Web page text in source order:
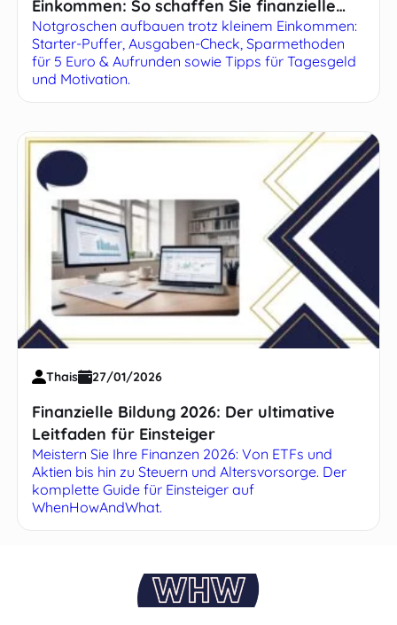
Einkommen: So schaffen Sie finanzielle
Sicherheit
Notgroschen aufbauen trotz kleinem Einkommen:
Starter-Puffer, Ausgaben-Check, Sparmethoden
für 5 Euro & Aufrunden sowie Tipps für Tagesgeld
und Motivation.
Thais 27/01/2026
Finanzielle Bildung 2026: Der ultimative
Leitfaden für Einsteiger
Meistern Sie Ihre Finanzen 2026: Von ETFs und
Aktien bis hin zu Steuern und Altersvorsorge. Der
komplette Guide für Einsteiger auf
WhenHowAndWhat.